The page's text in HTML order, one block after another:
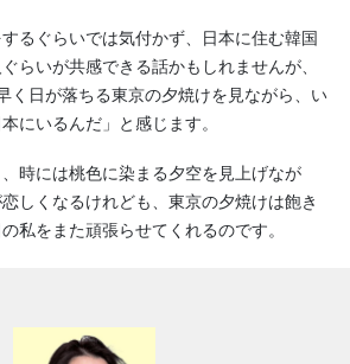
るぐらいでは気付かず、日本に住む韓国
らいが共感できる話かもしれませんが、
く日が落ちる東京の夕焼けを見ながら、い
にいるんだ」と感じます。
時には桃色に染まる夕空を見上げなが
しくなるけれども、東京の夕焼けは飽き
私をまた頑張らせてくれるのです。